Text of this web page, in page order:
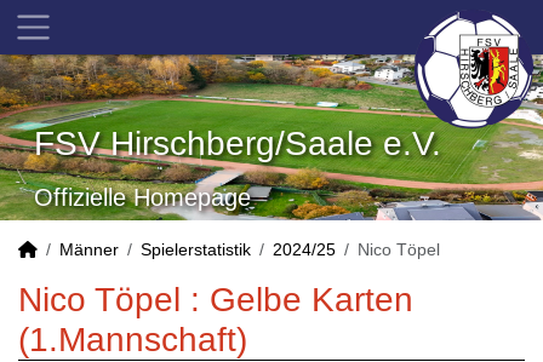
FSV Hirschberg/Saale e.V.
Offizielle Homepage
Männer Spielerstatistik 2024/25 Nico Töpel
Nico Töpel : Gelbe Karten
(1.Mannschaft)